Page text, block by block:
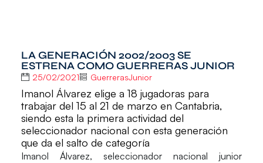
LA GENERACIÓN 2002/2003 SE
ESTRENA COMO GUERRERAS JUNIOR
25/02/2021 GuerrerasJunior
Imanol Álvarez elige a 18 jugadoras para
trabajar del 15 al 21 de marzo en Cantabria,
siendo esta la primera actividad del
seleccionador nacional con esta generación
que da el salto de categoría
Imanol Álvarez, seleccionador nacional junior